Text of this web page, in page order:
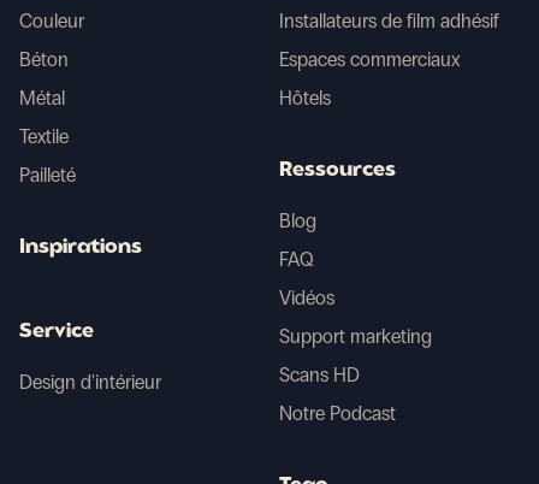
Couleur
Béton
Métal
Textile
Pailleté
Inspirations
Service
Design d'intérieur
Installateurs de film adhésif
Espaces commerciaux
Hôtels
Ressources
Blog
FAQ
Vidéos
Support marketing
Scans HD
Notre Podcast